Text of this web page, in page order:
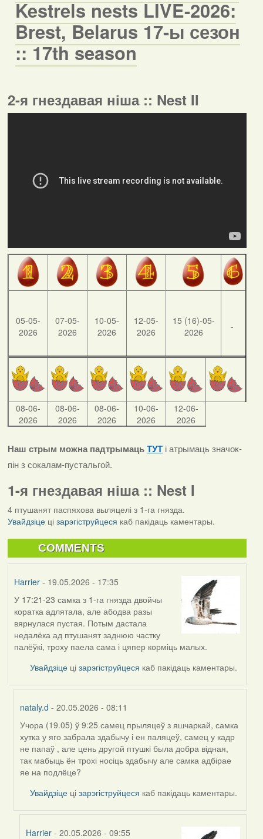
Kestrels nests LIVE-2026:
Brest, Belarus 17-ы сезон
:: 17th season
2-я гнездавая ніша :: Nest II
05-05-
2026
07-05-
2026
10-05-
2026
12-05-
2026
15 (16)-05-
2026
-
08-06-
2026
08-06-
2026
08-06-
2026
10-06-
2026
12-06-
2026
Наш стрым можна падтрымаць ТУТ і атрымаць значок-
пін з сокалам-пустальгой.
1-я гнездавая ніша :: Nest I
4 птушанят паспяхова выляцелі з 1-га гнязда.
Увайдзіцеці зарэгіструйцеся каб пакідаць каментары.
COMMENTS
Harrier- 19.05.2026 - 17:35
У 17:21-23 самка з 1-га гнязда двойчы
коратка адлятала, але абодва разы
вярнулася пустая. Потым дастала
недалёка ад птушанят заднюю частку
палёўкі, троху паела сама і цяпер корміць малых.
Увайдзіце цізарэгіструйцеся каб пакідаць каментары.
nataly.d - 20.05.2026 - 08:11
In
reply
to
by
Harrier
Учора (19.05) ў 9:25 самец прыляцеў з яшчаркай, самка
хутка у яго забрала здабычу і ен паляцеў, самец у кадр
не папаў , але цень другой птушкі была добра відная,
так мабыць ён трохі носіць здабычу але самка адбірае
яе на подлёце?
Увайдзіце цізарэгіструйцеся каб пакідаць каментары.
Harrier - 20.05.2026 - 09:55